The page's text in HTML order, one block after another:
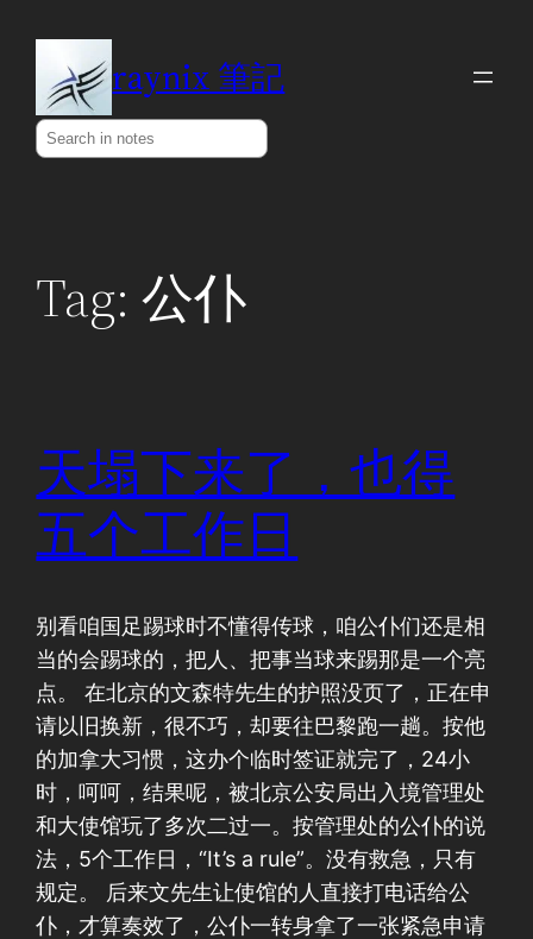
content
raynix 筆記
Search
Tag:公仆
天塌下来了，也得
五个工作日
别看咱国足踢球时不懂得传球，咱公仆们还是相
当的会踢球的，把人、把事当球来踢那是一个亮
点。 在北京的文森特先生的护照没页了，正在申
请以旧换新，很不巧，却要往巴黎跑一趟。按他
的加拿大习惯，这办个临时签证就完了，24小
时，呵呵，结果呢，被北京公安局出入境管理处
和大使馆玩了多次二过一。按管理处的公仆的说
法，5个工作日，“It’s a rule”。没有救急，只有
规定。 后来文先生让使馆的人直接打电话给公
仆，才算奏效了，公仆一转身拿了一张紧急申请